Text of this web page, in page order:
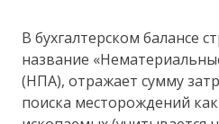
В бухгалтерском балансе
название
(НПА), отражает сумму
поиска месторождений